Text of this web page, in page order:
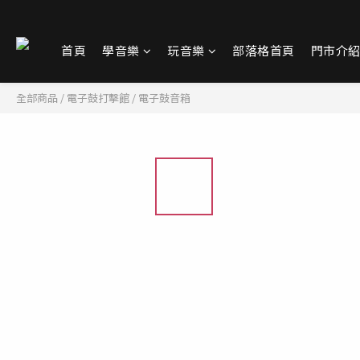
首頁 學音樂 玩音樂 部落格首頁 門市介紹
全部商品 / 電子鼓打擊館 / 電子鼓音箱